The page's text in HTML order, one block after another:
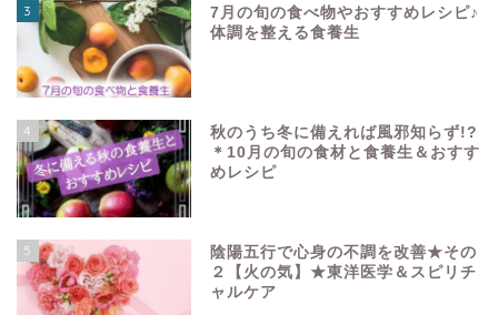
3
7月の旬の食べ物やおすすめレシピ♪
体調を整える食養生
4
秋のうち冬に備えれば風邪知らず!?
＊10月の旬の食材と食養生＆おすす
めレシピ
5
陰陽五行で心身の不調を改善★その
２【火の気】★東洋医学＆スピリチ
ャルケア